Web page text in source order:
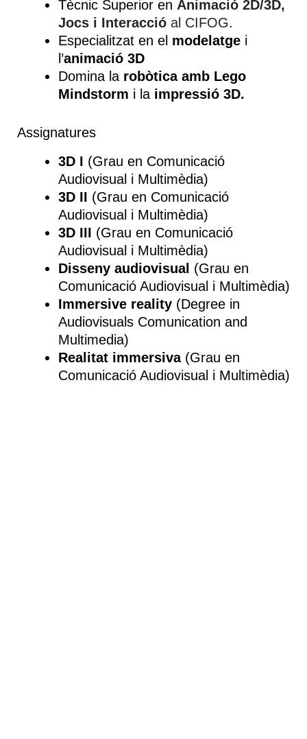
Tècnic Superior en Animació 2D/3D,
Jocs i Interacció al CIFOG.
Especialitzat en el modelatge i
l’animació 3D
Domina la robòtica amb Lego
Mindstorm i la impressió 3D.
Assignatures
3D I (Grau en Comunicació
Audiovisual i Multimèdia)
3D II (Grau en Comunicació
Audiovisual i Multimèdia)
3D III (Grau en Comunicació
Audiovisual i Multimèdia)
Disseny audiovisual (Grau en
Comunicació Audiovisual i Multimèdia)
Immersive reality (Degree in
Audiovisuals Comunication and
Multimedia)
Realitat immersiva(Grau en
Comunicació Audiovisual i Multimèdia)